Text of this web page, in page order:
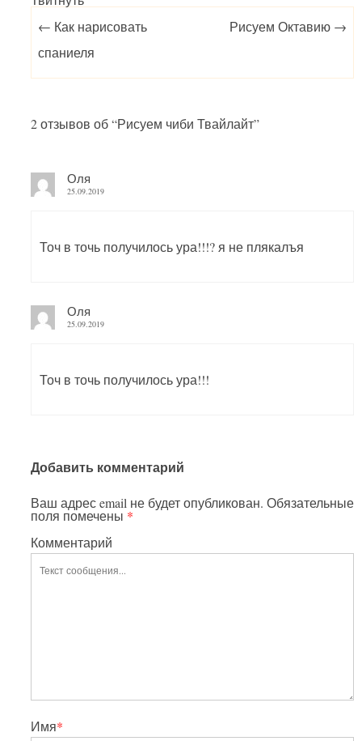
Post navigation
← Как нарисовать
спаниеля
Рисуем Октавию →
2 отзывов об “Рисуем чиби Твайлайт”
Оля
25.09.2019
Точ в точь получилось ура!!!? я не плякалъя
Оля
25.09.2019
Точ в точь получилось ура!!!
Добавить комментарий
Ваш адрес email не будет опубликован. Обязательные
поля помечены *
Комментарий
Имя*